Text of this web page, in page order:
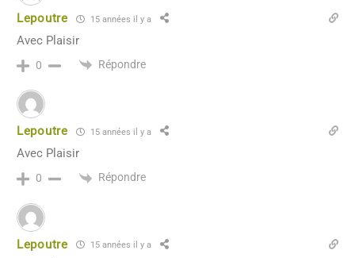
Lepoutre 15 années il y a
Avec Plaisir
0 Répondre
Lepoutre 15 années il y a
Avec Plaisir
0 Répondre
Lepoutre 15 années il y a